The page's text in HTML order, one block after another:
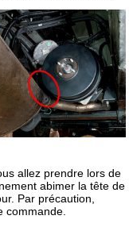
allez prendre lors de
abimer la tête de
Par précaution,
commande.